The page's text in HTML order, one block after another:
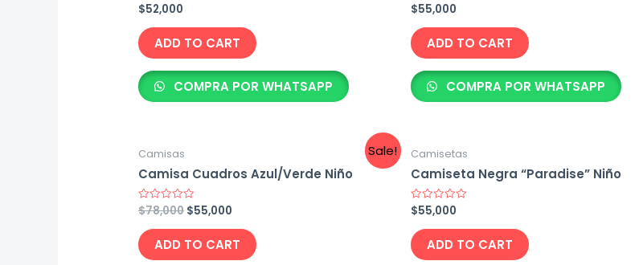
Rated
0
out
of
5
$52,000
ADD TO CART
COMPRA POR WHATSAPP
Rated
0
out
of
5
$55,000
ADD TO CART
COMPRA POR WHATSAPP
Sale!
Camisas
Camisa Cuadros Azul/Verde Niño
Rated
0
out
of
5
$78,000 Original
was:
$78,000.
$55,000
is:
$55,000.
ADD TO CART
Camisetas
Camiseta Negra “Paradise” Niño
Rated
0
out
of
5
$55,000
ADD TO CART